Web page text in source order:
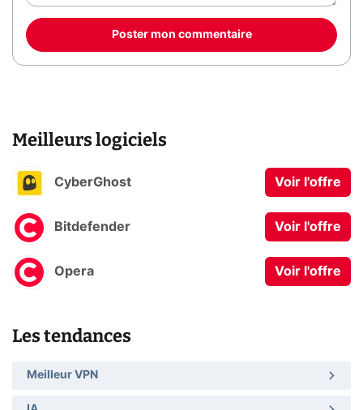
Poster mon commentaire
Meilleurs logiciels
CyberGhost Voir l'offre
Bitdefender Voir l'offre
Opera Voir l'offre
Les tendances
Meilleur VPN